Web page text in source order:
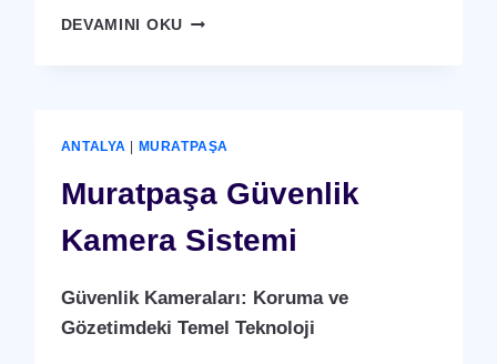
DEVAMINI OKUMURATPAŞA
ANTALYA MURATPAŞA
Muratpaşa Güvenlik
Kamera Sistemi
Güvenlik Kameraları: Koruma ve
Gözetimdeki Temel Teknoloji